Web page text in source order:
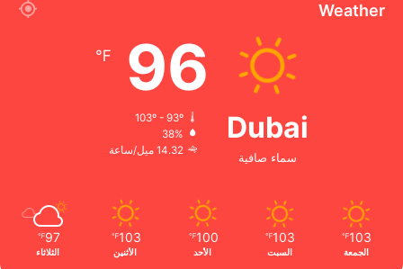
Weather
Dubai
سماء صافية
96
℉
103º - 93º
38%
14.32 ميل/ساعة
103
℉
الجمعة
103
℉
السبت
100
℉
الأحد
103
℉
الأثنين
97
℉
الثلاثاء